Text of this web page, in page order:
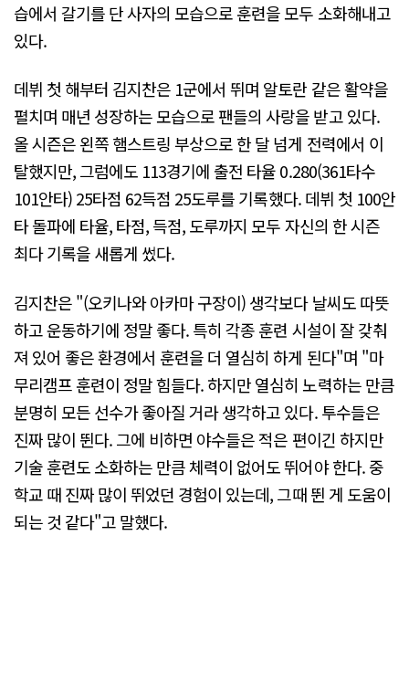
습에서 갈기를 단 사자의 모습으로 훈련을 모두 소화해내고
있다.
데뷔 첫 해부터 김지찬은 1군에서 뛰며 알토란 같은 활약을
펼치며 매년 성장하는 모습으로 팬들의 사랑을 받고 있다.
올 시즌은 왼쪽 햄스트링 부상으로 한 달 넘게 전력에서 이
탈했지만, 그럼에도 113경기에 출전 타율 0.280(361타수
101안타) 25타점 62득점 25도루를 기록했다. 데뷔 첫 100안
타 돌파에 타율, 타점, 득점, 도루까지 모두 자신의 한 시즌
최다 기록을 새롭게 썼다.
김지찬은 "(오키나와 아카마 구장이) 생각보다 날씨도 따뜻
하고 운동하기에 정말 좋다. 특히 각종 훈련 시설이 잘 갖춰
져 있어 좋은 환경에서 훈련을 더 열심히 하게 된다"며 "마
무리캠프 훈련이 정말 힘들다. 하지만 열심히 노력하는 만큼
분명히 모든 선수가 좋아질 거라 생각하고 있다. 투수들은
진짜 많이 뛴다. 그에 비하면 야수들은 적은 편이긴 하지만
기술 훈련도 소화하는 만큼 체력이 없어도 뛰어야 한다. 중
학교 때 진짜 많이 뛰었던 경험이 있는데, 그때 뛴 게 도움이
되는 것 같다"고 말했다.